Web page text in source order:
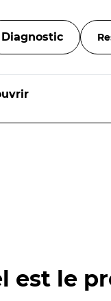
Diagnostic
est le